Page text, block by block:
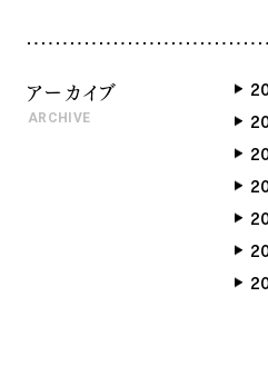
アーカイブ
ARCHIVE